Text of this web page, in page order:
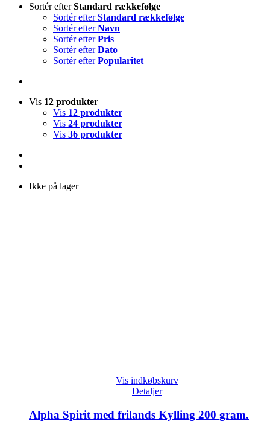
Sortér efterStandard rækkefølge
Sortér efterStandard rækkefølge
Sortér efterNavn
Sortér efterPris
Sortér efterDato
Sortér efterPopularitet
Vis 12 produkter
Vis 12 produkter
Vis 24 produkter
Vis 36 produkter
Ikke på lager
Vis indkøbskurv
Detaljer
Alpha Spirit med frilands Kylling 200 gram.